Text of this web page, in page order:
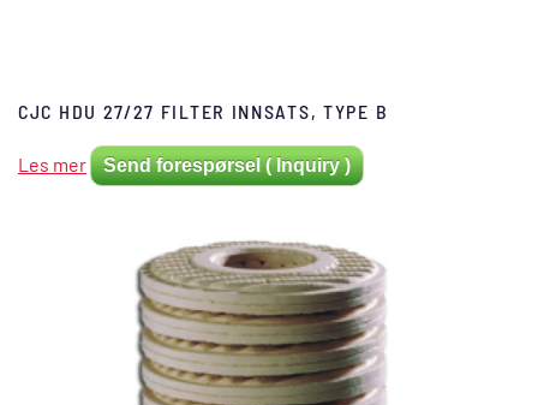
CJC HDU 27/27 FILTER INNSATS, TYPE B
Les mer Send forespørsel ( Inquiry )